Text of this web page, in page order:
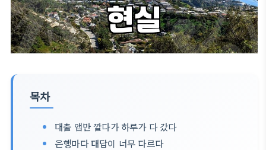
목차
대출 앱만 깔다가 하루가 다 갔다
은행마다 대답이 너무 다르다